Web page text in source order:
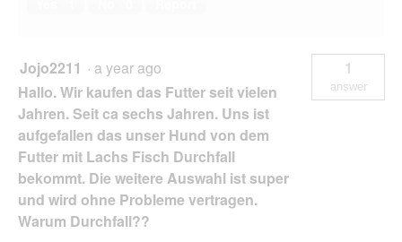
Jojo2211 · a year ago
Hallo. Wir kaufen das Futter seit vielen
Jahren. Seit ca sechs Jahren. Uns ist
aufgefallen das unser Hund von dem
Futter mit Lachs Fisch Durchfall
bekommt. Die weitere Auswahl ist super
und wird ohne Probleme vertragen.
Warum Durchfall??
1
answer